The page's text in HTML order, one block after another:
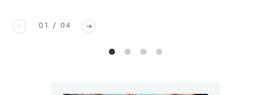
01 / 04